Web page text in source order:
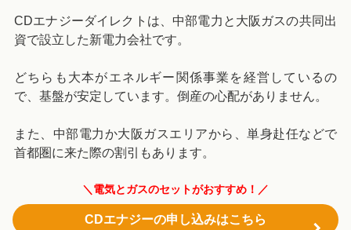
CDエナジーダイレクトは、中部電力と大阪ガスの共同出
資で設立した新電力会社です。
どちらも大本がエネルギー関係事業を経営しているの
で、基盤が安定しています。倒産の心配がありません。
また、中部電力か大阪ガスエリアから、単身赴任などで
首都圏に来た際の割引もあります。
＼電気とガスのセットがおすすめ！／
CDエナジーの申し込みはこちら